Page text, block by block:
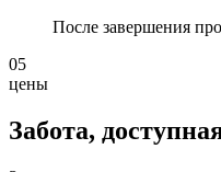
После завершения
05
цены
Забота,